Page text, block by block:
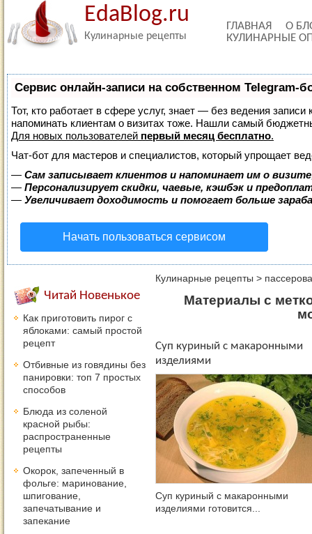
EdaBlog.ru
Кулинарные рецепты
ГЛАВНАЯ
О
КУЛИНАРНЫЕ
Сервис онлайн-записи на собственном Telegram-
Тот, кто работает в сфере услуг, знает — без ведения
напоминать клиентам о визитах тоже. Нашли самый
Для новых пользователей первый месяц бесплатно.
Чат-бот для мастеров и специалистов, который упрощает
— Сам записывает клиентов и напоминает им о
— Персонализирует скидки, чаевые, кэшбэк и
— Увеличивает доходимость и помогает больше
Начать пользоваться сервисом
Кулинарные рецепты >
Материалы с
Суп куриный с макаронными
изделиями
Суп куриный с макаронными
изделиями готовится...
Читай Новенькое
Как приготовить пирог с
яблоками: самый простой
рецепт
Отбивные из говядины без
панировки: топ 7 простых
способов
Блюда из соленой
красной рыбы:
распространенные
рецепты
Окорок, запеченный в
фольге: маринование,
шпигование,
запечатывание и
запекание